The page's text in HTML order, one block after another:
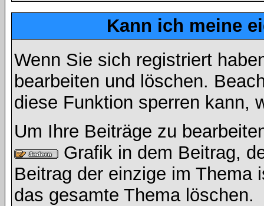
Kann ich meine
Wenn Sie sich registriert
bearbeiten und löschen.
diese Funktion sperren kann,
Um Ihre Beiträge zu
Grafik in dem Beitrag,
Beitrag der einzige im Thema
das gesamte Thema löschen.